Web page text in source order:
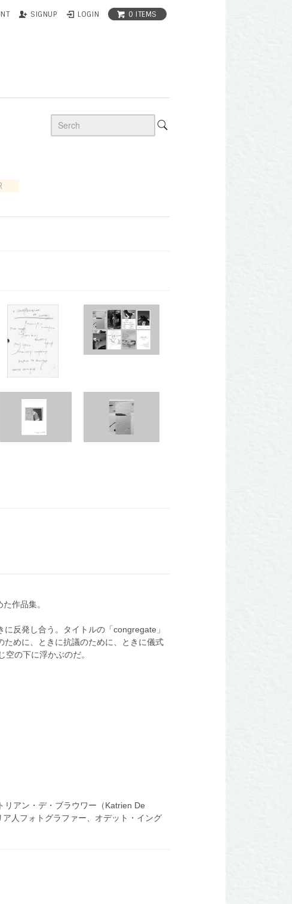
SIGNUP LOGIN 0 ITEMS
作品集。
反発し合う。タイトルの「congregate」
めに、ときに抗議のために、ときに儀式
の下に浮かぶのだ。
アン・デ・ブラウワー（Katrien De
人フォトグラファー、オデット・イング